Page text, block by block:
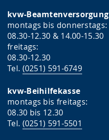
kvw-Beamtenversorgung
montags bis donnerstags:
08.30-12.30 & 14.00-15.30
freitags:
08.30-12.30
Tel. (0251) 591-6749
kvw-Beihilfekasse
montags bis freitags:
08.30 bis 12.30
Tel. (0251) 591-5501